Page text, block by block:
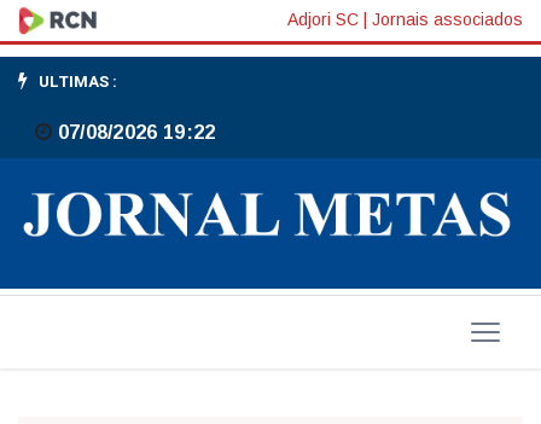
Almondegas Adjori SC Jornais associados
ULTIMAS :
07/08/2026 19:22